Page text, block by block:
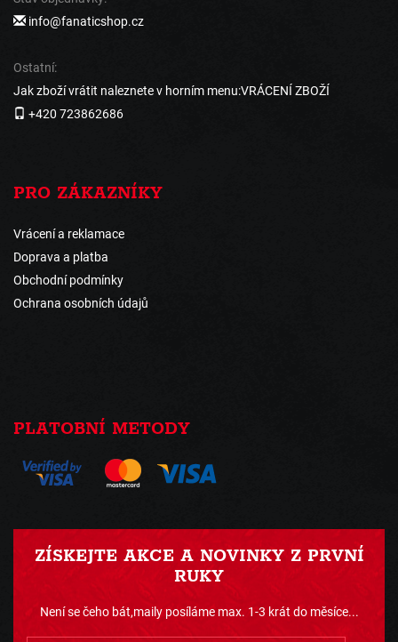
info@fanaticshop.cz
Ostatní:
Jak zboží vrátit naleznete v horním menu:VRÁCENÍ ZBOŽÍ
+420 723862686
PRO ZÁKAZNÍKY
Vrácení a reklamace
Doprava a platba
Obchodní podmínky
Ochrana osobních údajů
PLATOBNÍ METODY
ZÍSKEJTE AKCE A NOVINKY Z PRVNÍ
RUKY
Není se čeho bát,maily posíláme max. 1-3 krát do měsíce...